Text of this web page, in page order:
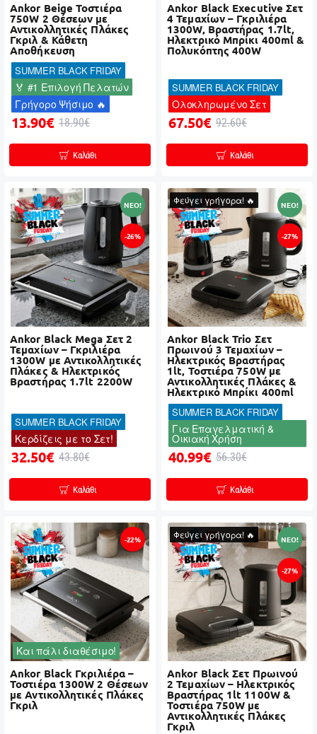
Ankor Beige Τοστιέρα
750W 2 Θέσεων με
Αντικολλητικές Πλάκες
Γκριλ & Κάθετη
Αποθήκευση
SUMMER BLACK FRIDAY
🏅 #1 Επιλογή Πελατών
Γρήγορο Ψήσιμο 🔥
13.90€ 18.90€
Καλάθι
Ankor Black Executive Σετ
4 Τεμαχίων – Γκριλιέρα
1300W, Βραστήρας 1.7lt,
Ηλεκτρικό Μπρίκι 400ml &
Πολυκόπτης 400W
SUMMER BLACK FRIDAY
Ολοκληρωμένο Σετ
67.50€ 92.60€
Καλάθι
NEO!
-26%
Ankor Black Mega Σετ 2
Τεμαχίων – Γκριλιέρα
1300W με Αντικολλητικές
Πλάκες & Ηλεκτρικός
Βραστήρας 1.7lt 2200W
SUMMER BLACK FRIDAY
Κερδίζεις με το Σετ!
32.50€ 43.80€
Καλάθι
NEO!
Φεύγει γρήγορα! 🔥
-27%
Ankor Black Trio Σετ
Πρωινού 3 Τεμαχίων –
Ηλεκτρικός Βραστήρας
1lt, Τοστιέρα 750W με
Αντικολλητικές Πλάκες &
Ηλεκτρικό Μπρίκι 400ml
SUMMER BLACK FRIDAY
Για Επαγελματική &
Οικιακή Χρήση
40.99€ 56.30€
Καλάθι
Και πάλι διαθέσιμο!
-22%
Ankor Black Γκριλιέρα –
Τοστιέρα 1300W 2 Θέσεων
με Αντικολλητικές Πλάκες
Γκριλ
NEO!
Φεύγει γρήγορα! 🔥
-27%
Ankor Black Σετ Πρωινού
2 Τεμαχίων – Ηλεκτρικός
Βραστήρας 1lt 1100W &
Τοστιέρα 750W με
Αντικολλητικές Πλάκες
Γκριλ